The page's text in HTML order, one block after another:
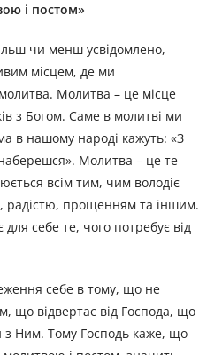
і постом»
чи менш усвідомлено,
місцем, де ми
Молитва – це місце
з Богом. Саме в молитві ми
в нашому народі кажуть: «З
Молитва – це те
всім тим, чим володіє
радістю, прощенням та іншим.
себе те, чого потребує від
себе в тому, що не
що відвертає від Господа, що
з Ним. Тому Господь каже, що